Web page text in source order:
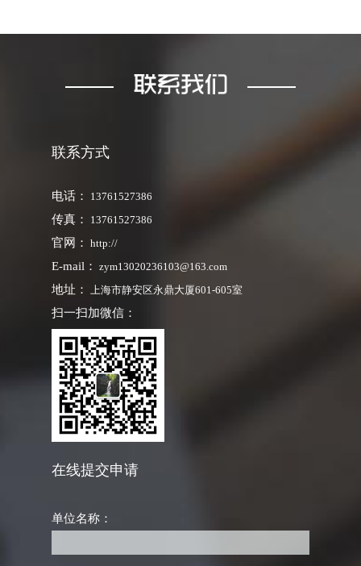
联系方式
电话： 13761527386
传真： 13761527386
官网： http://
E-mail： zym13020236103@163.com
地址： 上海市静安区永鼎大厦601-605室
扫一扫加微信：
在线提交申请
单位名称：